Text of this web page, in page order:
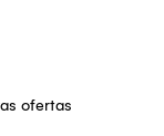
ofertas